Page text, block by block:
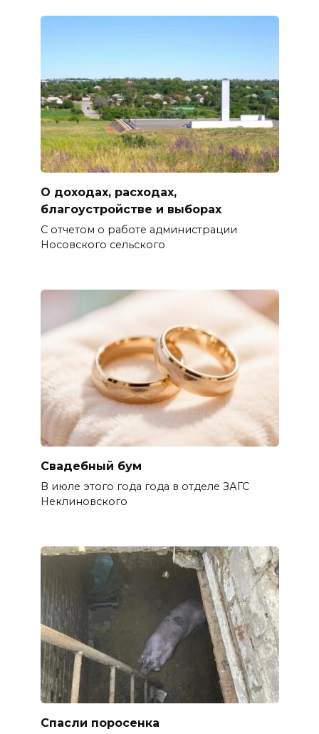
О доходах, расходах,
благоустройстве и выборах
С отчетом о работе администрации
Носовского сельского
Свадебный бум
В июле этого года года в отделе ЗАГС
Неклиновского
Спасли поросенка